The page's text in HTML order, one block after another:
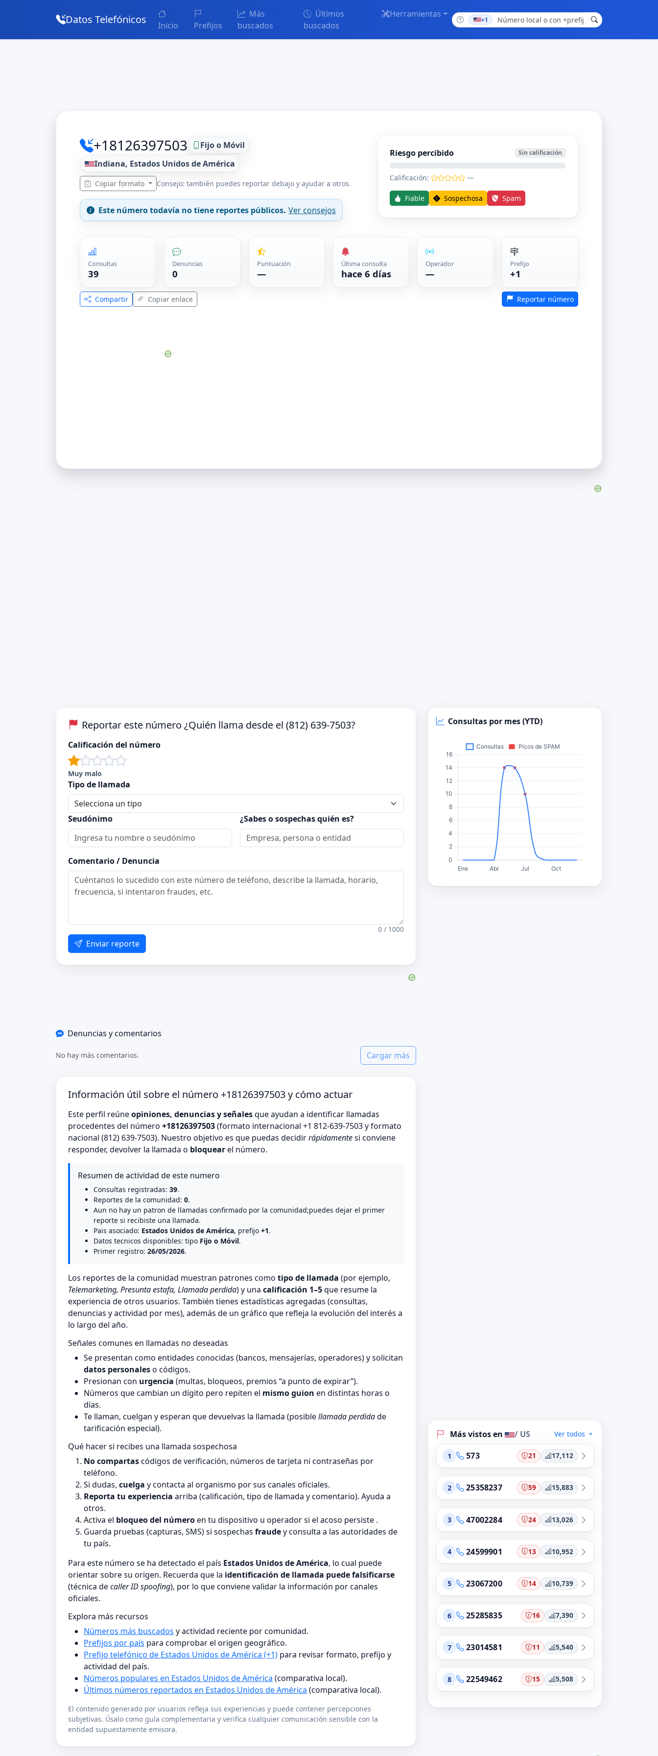
Datos Telefónicos Inicio Prefijos
Más
buscados
Últimos
buscados
Herramientas
+1
+18126397503
Fijo o Móvil
Indiana, Estados Unidos de América
Copiar formato Consejo: también puedes reportar debajo y ayudar a otros.
Este número todavía no tiene reportes públicos. Ver consejos
Riesgo percibido Sin calificación
Calificación: —
Fiable Sospechosa Spam
Consultas
39
Denuncias
0
Puntuación
—
Última consulta
hace 6 días
Operador
—
Prefijo
+1
Compartir Copiar enlace Reportar número
Reportar este número ¿Quién llama desde el (812) 639-7503?
Calificación del número
Muy malo
Tipo de llamada
Seudónimo ¿Sabes o sospechas quién es?
Comentario / Denuncia
0 / 1000
Enviar reporte
Denuncias y comentarios
No hay más comentarios. Cargar más
Información útil sobre el número +18126397503 y cómo actuar
Este perfil reúneopiniones, denuncias y señalesque ayudan a identificar llamadas
procedentes del número +18126397503(formato internacional +1 812-639-7503 y formato
nacional (812) 639-7503). Nuestro objetivo es que puedas decidirrápidamentesi conviene
responder, devolver la llamada o bloquearel número.
Resumen de actividad de este numero
Consultas registradas: 39.
Reportes de la comunidad: 0.
Aun no hay un patron de llamadas confirmado por la comunidad;puedes dejar el primer
reporte si recibiste una llamada.
Pais asociado: Estados Unidos de América, prefijo +1.
Datos tecnicos disponibles: tipo Fijo o Móvil.
Primer registro: 26/05/2026.
Los reportes de la comunidad muestran patrones como tipo de llamada (por ejemplo,
Telemarketing, Presunta estafa, Llamada perdida) y una calificación 1–5que resume la
experiencia de otros usuarios. También tienes estadísticas agregadas (consultas,
denuncias y actividad por mes), además de un gráfico que refleja la evolución del interés a
lo largo del año.
Señales comunes en llamadas no deseadas
Se presentan como entidades conocidas (bancos, mensajerías, operadores) y solicitan
datos personaleso códigos.
Presionan con urgencia (multas, bloqueos, premios “a punto de expirar”).
Números que cambian un dígito pero repiten el mismo guion en distintas horas o
días.
Te llaman, cuelgan y esperan que devuelvas la llamada (posiblellamada perdidade
tarificación especial).
Qué hacer si recibes una llamada sospechosa
No compartascódigos de verificación, números de tarjeta ni contraseñas por
teléfono.
Si dudas, cuelga y contacta al organismo por sus canales oficiales.
Reporta tu experiencia arriba (calificación, tipo de llamada y comentario). Ayuda a
otros.
Activa el bloqueo del númeroen tu dispositivo u operador si el acoso persiste .
Guarda pruebas (capturas, SMS) si sospechas fraudey consulta a las autoridades de
tu país.
Para este número se ha detectado el país Estados Unidos de América, lo cual puede
orientar sobre su origen. Recuerda que la identificación de llamada puede falsificarse
(técnica decaller ID spoofing), por lo que conviene validar la información por canales
oficiales.
Explora más recursos
Números más buscados y actividad reciente por comunidad.
Prefijos por país para comprobar el origen geográfico.
Prefijo telefónico de Estados Unidos de América (+1) para revisar formato, prefijo y
actividad del país.
Números populares en Estados Unidos de América (comparativa local).
Últimos números reportados en Estados Unidos de América (comparativa local).
El contenido generado por usuarios refleja sus experiencias y puede contener percepciones
subjetivas. Úsalo como guía complementaria y verifica cualquier comunicación sensible con la
entidad supuestamente emisora.
Consultas por mes (YTD)
Más vistos en / US Ver todos
1 573 21 17,112
2 25358237 59 15,883
3 47002284 24 13,026
4 24599901 13 10,952
5 23067200 14 10,739
6 25285835 16 7,390
7 23014581 11 5,540
8 22549462 15 5,508